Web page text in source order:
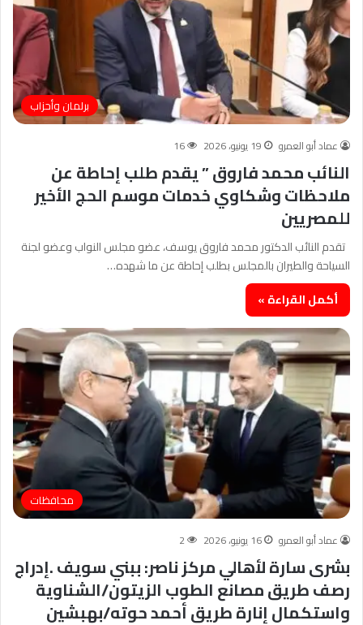
برلمان وأحزاب
عماد أبو العمرو 19 يونيو، 2026 16
النائب محمد فاروق ” يقدم طلب إحاطة عن
ملاحظات وشكاوي خدمات موسم الحج الأخير
للمصريين
تقدم النائب الدكتور محمد فاروق يوسف، عضو مجلس النواب وعضو لجنة
السياحة والطيران بالمجلس بطلب إحاطة عن ما شهده…
أكمل القراءة »
محافظات
عماد أبو العمرو 16 يونيو، 2026 2
بشرى سارة لأهالي مركز ناصر: ببني سويف .إدراج
رصف طريق مصانع الطوب الزيتون/الشناوية
واستكمال إنارة طريق أحمد حوته/بهبشين